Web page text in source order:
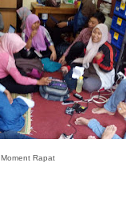
Moment Rapat